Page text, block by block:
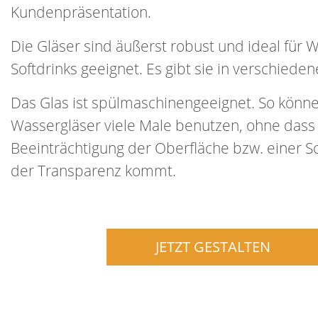
Kundenpräsentation.
Die Gläser sind äußerst robust und ideal für
Softdrinks geeignet. Es gibt sie in
Das Glas ist spülmaschinengeeignet. So
Wassergläser viele Male benutzen, ohne
Beeinträchtigung der Oberfläche bzw. einer
der Transparenz kommt.
JETZT GESTALTEN